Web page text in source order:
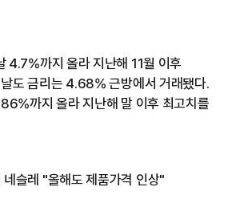
4.7%까지 올라 지난해 11월 이후
도 금리는 4.68% 근방에서 거래됐다.
까지 올라 지난해 말 이후 최고치를
슬레 "올해도 제품가격 인상"